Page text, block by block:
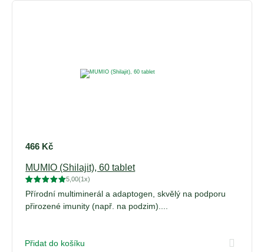
466 Kč
MUMIO (Shilajit), 60 tablet
Hodnoceno
5 z 5 na
základě
1
hodnocení
5,00(1x)
Přírodní multiminerál a adaptogen, skvělý na podporu
přirozené imunity (např. na podzim)....
Přidat do košíku